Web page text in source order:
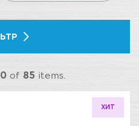
of 85items.
ХИТ